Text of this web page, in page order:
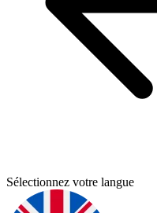
Sélectionnez votre langue